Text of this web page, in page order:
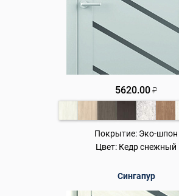
5620.00 ₽
Покрытие: Эко-шпон
Цвет: Кедр снежный
Сингапур